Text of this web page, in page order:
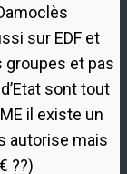
sur EDF et
groupes et pas
sont tout
il existe un
autorise mais
??)